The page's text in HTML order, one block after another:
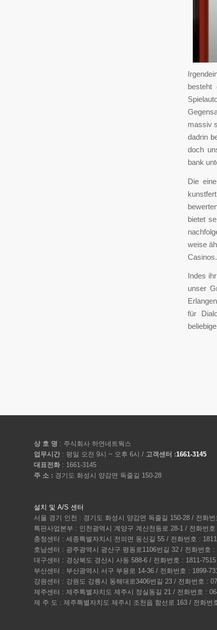
besteht
massiv
dadrin
doch
bank
Die
bietet
weise
Casinos.
Indes
unser
für
상 호 명 : 주식회사 하연네트웍스
업무시간 : 평일 오전 9시 ~ 오후 6시 / 고객센터 :1661-3145
대표전화 : 1661-3145
주 소 : 경기도 화성시 양감면 독줄길 150-28
설치 및 A/S 센터
서울 경기 인천 : 경기도 화성시 양감면 독줄길 150-28 / 전화번
특판사업본부 : 인천광역시 계양구 계산천동로 28-1 / 전화번호
충청센터 : 세종특별자치시 전의면 동신길 55 / 전화번호 :
호남센터 : 광주광역시 광산구 평동로1106번길 32 / 전화번호 :
대구센터 : 경상북도 경산시 사동 588-6 / 전화번호 : 1811-7515
부산센터 : 부산광역시 서구 부용로 14-36 / 전화번호 : 1899-
강원센터 : 강원도 강릉시 동해대로3406번길 23 / 전화번호 :
제주센터 : 제주특별자치도 제주시 정실동길 21 / 전화번호 :
제 주 도 : 제주특별자치도 제주시 조천읍 함선로 163 / 전화번